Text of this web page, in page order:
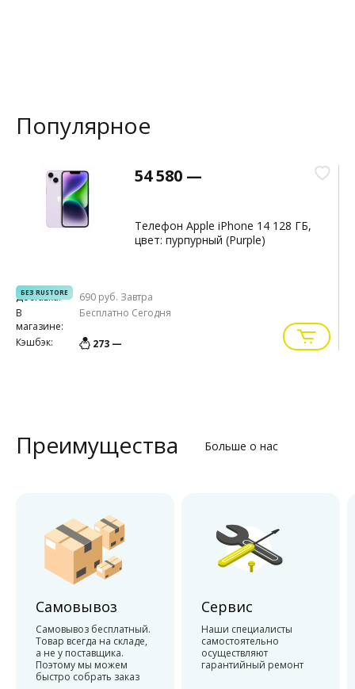
Популярное
БЕЗ RUSTORE
54 580 —
Телефон Apple iPhone 14 128 ГБ,
цвет: пурпурный (Purple)
Доставка: 690 руб. Завтра
В
магазине:
Бесплатно Сегодня
Кэшбэк: 273 —
Преимущества Больше о нас
Самовывоз
Самовывоз бесплатный.
Товар всегда на складе,
а не у поставщика.
Поэтому мы можем
быстро собрать заказ
Сервис
Наши специалисты
самостоятельно
осуществляют
гарантийный ремонт